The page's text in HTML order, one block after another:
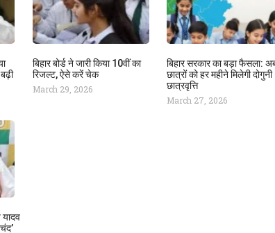
बिहार बोर्ड ने जारी किया 10वीं का
रिजल्ट, ऐसे करें चेक
March 29, 2026
बिहार सरकार का बड़ा फैसला:
छात्रों को हर महीने मिलेगी दोगुनी
छात्रवृत्ति
March 27, 2026
यादव